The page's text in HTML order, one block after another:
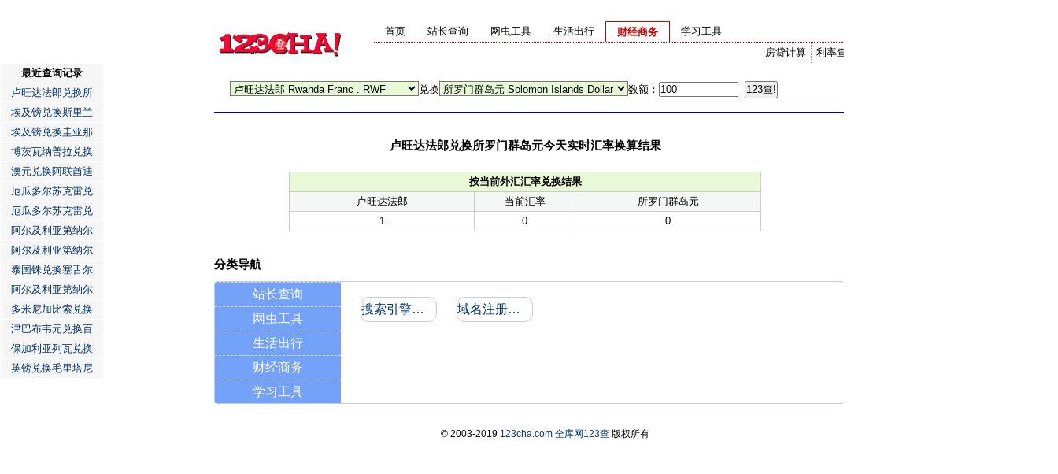
首页 站长查询 网虫工具 生活出行
财经商务
利率查询
房贷计算
学习工具
兑换 数额：
卢旺达法郎兑换所罗门群岛元今天实时汇率换算结果
按当前外汇汇率兑换结果
卢旺达法郎
当前汇率
所罗门群岛元
1
0 0
最近查询记录
卢旺达法郎兑换所
埃及镑兑换斯里兰
埃及镑兑换圭亚那
博茨瓦纳普拉兑换
澳元兑换阿联酋迪
厄瓜多尔苏克雷兑
厄瓜多尔苏克雷兑
阿尔及利亚第纳尔
阿尔及利亚第纳尔
泰国铢兑换塞舌尔
阿尔及利亚第纳尔
多米尼加比索兑换
津巴布韦元兑换百
保加利亚列瓦兑换
英镑兑换毛里塔尼
分类导航
站长查询
网虫工具
生活出行
财经商务
学习工具
搜索引擎收录和反向链接 域名注册信息
© 2003-2019 123cha.com 全库网123查版权所有